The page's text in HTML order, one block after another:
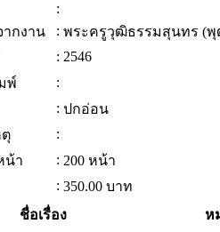
:
กงาน
: พระครูวุฒิธรรมสุนทร (
: 2546
พ์
:
: ปกอ่อน
:
น้า
: 200 หน้า
: 350.00 บาท
ชื่อเรื่อง
ห